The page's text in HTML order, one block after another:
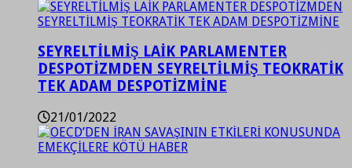
SEYRELTİLMİŞ LAİK PARLAMENTER
DESPOTİZMDEN SEYRELTİLMİŞ TEOKRATİK
TEK ADAM DESPOTİZMİNE
21/01/2022